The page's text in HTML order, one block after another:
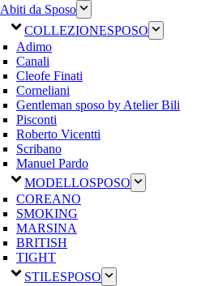
Abiti da Sposo
COLLEZIONESPOSO
Adimo
Canali
Cleofe Finati
Corneliani
Gentleman sposo by Atelier Bili
Pisconti
Roberto Vicentti
Scribano
Manuel Pardo
MODELLOSPOSO
COREANO
SMOKING
MARSINA
BRITISH
TIGHT
STILESPOSO